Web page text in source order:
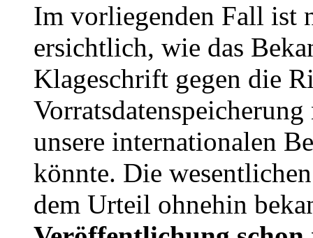
Im vorliegenden Fall ist
ersichtlich, wie das
Klageschrift gegen die
unsere internationalen
könnte. Die
dem Urteil ohnehin